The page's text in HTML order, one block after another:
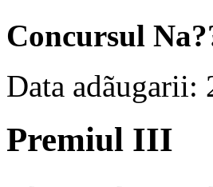
Concursul
Data adãugarii:
Premiul III